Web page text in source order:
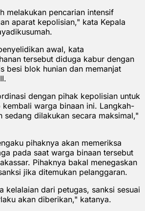
melakukan pencarian intensif
aparat kepolisian," kata Kepala
awal, kata
tersebut diduga kabur dengan
besi blok hunian dan memanjat
dengan pihak kepolisian untuk
kembali warga binaan ini. Langkah-
sedang dilakukan secara maksimal,"
pihaknya akan memeriksa
pada saat warga binaan tersebut
Pihaknya bakal menegaskan
jika ditemukan pelanggaran.
kelalaian dari petugas, sanksi sesuai
akan diberikan," katanya.